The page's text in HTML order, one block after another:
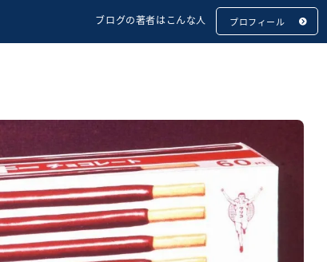
ブログの著者はこんな人 プロフィール